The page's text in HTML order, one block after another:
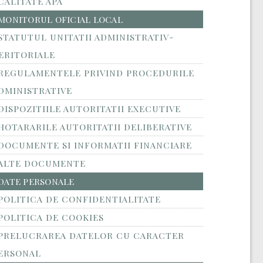
OFICIAL LOCAL
UNITATII ADMINISTRATIV-
PRIVIND PROCEDURILE
AUTORITATII EXECUTIVE
AUTORITATII DELIBERATIVE
SI INFORMATII FINANCIARE
DOCUMENTE
PERSONALE
DE CONFIDENTIALITATE
DE COOKIES
DATELOR CU CARACTER